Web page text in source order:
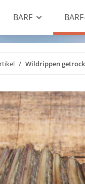
BARF
Wildrippen